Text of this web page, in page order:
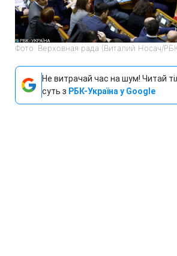
Фото: Верховная рада (Виталий Носач/
Не витрачай час на шум! Читай
суть з РБК-Україна у Google